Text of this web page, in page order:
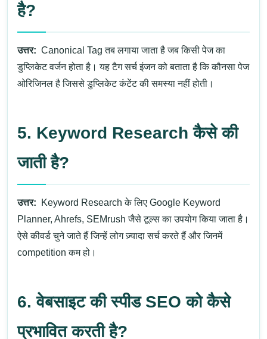
है?
उत्तर: Canonical Tag तब लगाया जाता है जब किसी पेज का
डुप्लिकेट वर्जन होता है। यह टैग सर्च इंजन को बताता है कि कौनसा पेज
ओरिजिनल है जिससे डुप्लिकेट कंटेंट की समस्या नहीं होती।
5. Keyword Research कैसे की
जाती है?
उत्तर:
Keyword Research के लिए Google Keyword
Planner, Ahrefs, SEMrush जैसे टूल्स का उपयोग किया जाता है।
ऐसे कीवर्ड चुने जाते हैं जिन्हें लोग ज़्यादा सर्च करते हैं और जिनमें
competition कम हो।
6. वेबसाइट की स्पीड SEO को कैसे
प्रभावित करती है?